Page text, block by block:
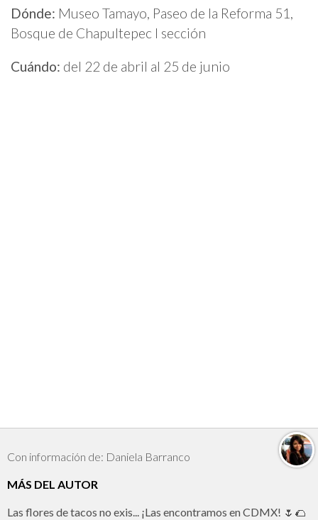
Dónde: Museo Tamayo, Paseo de la Reforma 51,
Bosque de Chapultepec I sección
Cuándo: del 22 de abril al 25 de junio
Con información de: Daniela Barranco
MÁS DEL AUTOR
Las flores de tacos no exis... ¡Las encontramos en CDMX! 🌷🌮